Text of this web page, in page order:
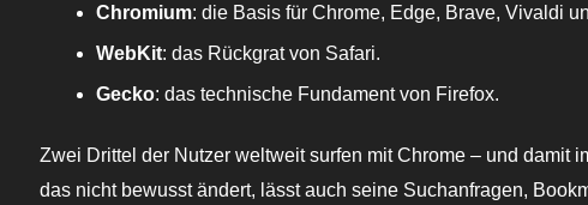
Chromium: die Basis für Chrome, Edge, Brave, Vivaldi
WebKit: das Rückgrat von Safari.
Gecko: das technische Fundament von Firefox.
Zwei Drittel der Nutzer weltweit surfen mit Chrome – und damit
das nicht bewusst ändert, lässt auch seine Suchanfragen,